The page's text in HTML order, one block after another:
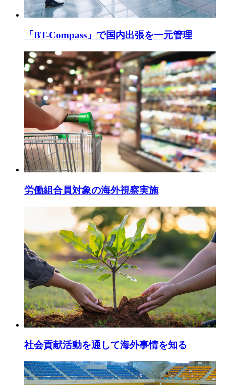
「BT-Compass」で国内出張を一元管理
労働組合員対象の海外視察実施
社会貢献活動を通して海外事情を知る